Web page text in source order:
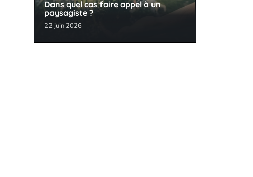
Dans quel cas faire appel à un
paysagiste ?
22 juin 2026